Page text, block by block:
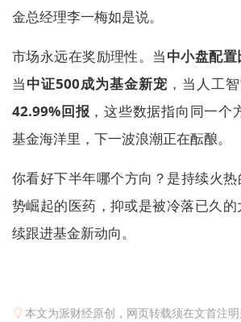
金总经理李一梅如是说。
市场永远在奖励理性。当中小盘配
当中证500成为基金新宠 ，当人工
42.99%回报 ，这些数据指向同一个
基金海洋里，下一波浪潮正在酝酿。
你看好下半年哪个方向？是持续火
势崛起的医药，抑或是被冷落已久
续跟进基金新动向。
本文为派财经原创，网页转载须在文首注